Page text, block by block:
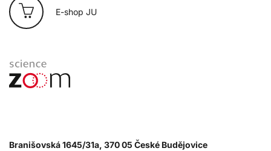
E-shop JU
Branišovská 1645/31a, 370 05 České Budějovice